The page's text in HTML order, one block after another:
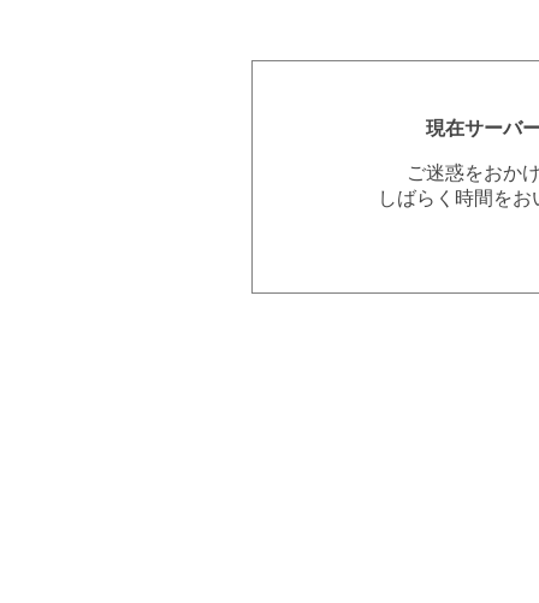
現在サーバ
ご迷惑をおか
しばらく時間を